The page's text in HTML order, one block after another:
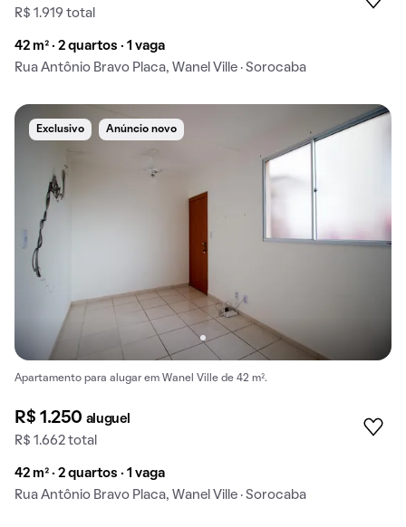
R$ 1.919 total
42 m² · 2 quartos · 1 vaga
Rua Antônio Bravo Placa, Wanel Ville · Sorocaba
Exclusivo Anúncio novo
Apartamento para alugar em Wanel Ville de 42 m².
R$ 1.250 aluguel
R$ 1.662 total
42 m² · 2 quartos · 1 vaga
Rua Antônio Bravo Placa, Wanel Ville · Sorocaba